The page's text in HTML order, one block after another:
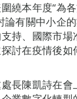
繞本年度“為
論有關中小企
持、國際市場
討在疫情後如
長陳凱詩在會